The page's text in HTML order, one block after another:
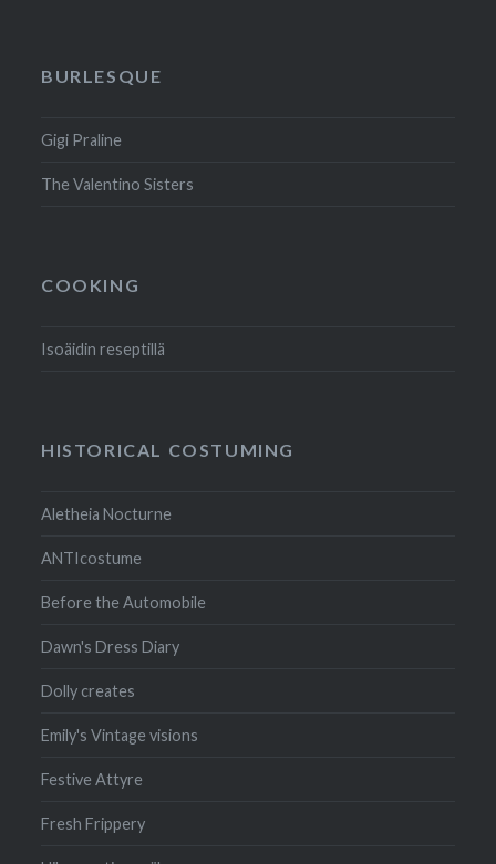
BURLESQUE
Gigi Praline
The Valentino Sisters
COOKING
Isoäidin reseptillä
HISTORICAL COSTUMING
Aletheia Nocturne
ANTIcostume
Before the Automobile
Dawn's Dress Diary
Dolly creates
Emily's Vintage visions
Festive Attyre
Fresh Frippery